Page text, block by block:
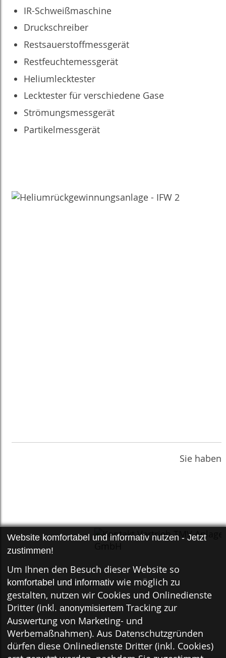
IR-Schweißmaschine
Druckschreiber
Restsauerstoffmessgerät
Restfeuchtemessgerät
Heliumlecktester
Lecktester für verschiedene Gase
Strömungsmessgerät
Partikelmessgerät
Sie
Website komfortabel und informativ nutzen - Jetzt
zustimmen!
Um Ihnen den Besuch dieser Website so
komfortabel und informativwie möglich zu
gestalten, nutzen wir Cookies und Onlinedienste
Dritter (inkl. anonymisiertem Tracking zur
Auswertung von Marketing- und
Werbemaßnahmen). Aus Datenschutzgründen
dürfen diese Onlinedienste Dritter (inkl. Cookies)